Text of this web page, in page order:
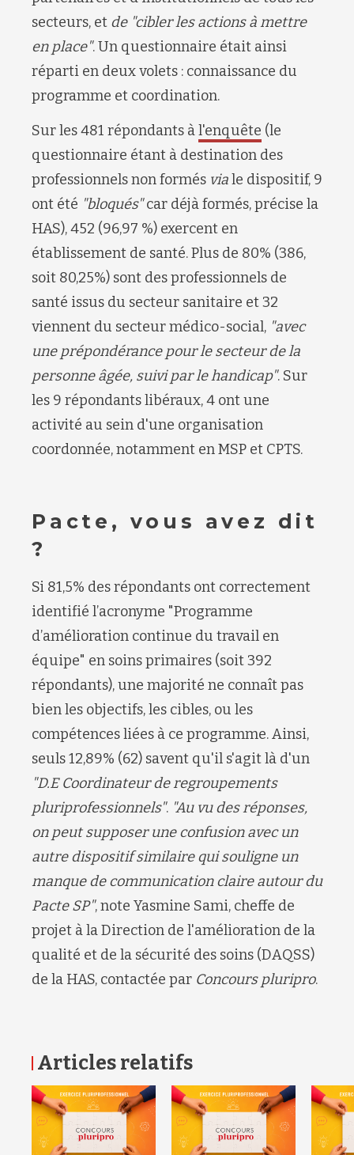
secteurs, et de "cibler les actions à mettre
en place".Un questionnaire était ainsi
réparti en deux volets : connaissance du
programme et coordination.
Sur les 481 répondants àl'enquête (le
questionnaire étant à destination des
professionnels non formés viale dispositif, 9
ont été "bloqués"car déjà formés,précise la
HAS),452 (96,97 %) exercent en
établissement de santé. Plus de 80% (386,
soit 80,25%) sont des professionnels de
santé issus du secteur sanitaire et 32
viennent du secteur médico-social, "avec
une prépondérance pour le secteur de la
personne âgée, suivi par le handicap". Sur
les 9 répondantslibéraux,4 ont une
activité au sein d'une organisation
coordonnée, notamment enMSP et CPTS.
Pacte, vous avez dit
?
Si 81,5% des répondants ont correctement
identifié l’acronyme "Programme
d’amélioration continue du travail en
équipe" en soins primaires (soit 392
répondants),une majorité ne connaît pas
bien les objectifs, les cibles, ou les
compétences liées à ce programme.Ainsi,
seuls 12,89% (62) savent qu'il s'agit là d'un
"D.ECoordinateur de regroupements
pluriprofessionnels". "Au vu des réponses,
on peut supposer une confusion avec un
autre dispositif similaire qui souligne un
manque de communication claire autour du
PacteSP", note Yasmine Sami, cheffe de
projet à laDirection de l'amélioration de la
qualité et de la sécurité des soins (DAQSS)
de la HAS, contactée par Concours pluripro.
Articles relatifs RETOUR HAUT DE PAGE